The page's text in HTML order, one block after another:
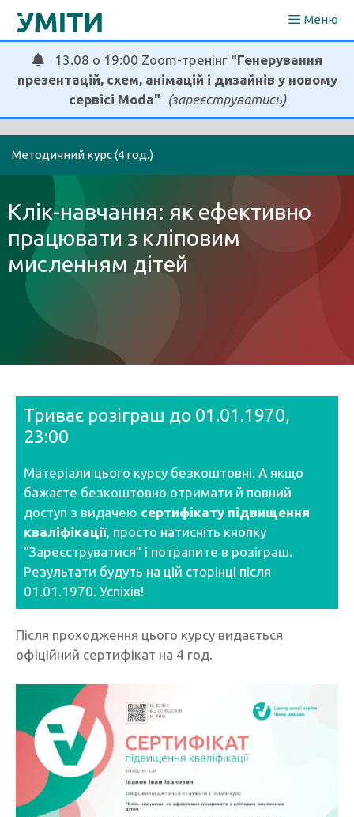
Перейти
Меню
13.08 о 19:00 Zoom-тренінг "Генерування
презентацій, схем, анімацій і дизайнів у новому
сервісі Moda"
(зареєструватись)
Методичний курс (4 год.)
Клік-навчання: як ефективно
працювати з кліповим
мисленням дітей
Триває розіграш до 01.01.1970,
23:00
Матеріали цього курсу безкоштовні. А якщо
бажаєте безкоштовно отримати й повний
доступ з видачею сертифікату підвищення
кваліфікації, просто натисніть кнопку
"Зареєструватися" і потрапите в розіграш.
Результати будуть на цій сторінці після
01.01.1970. Успіхів!
Після проходження цього курсу видається
офіційний сертифікат на 4 год.